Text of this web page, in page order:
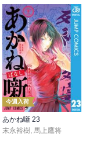
,宮島礼吏,新川直司
今週入荷
あかね噺 23
末永裕樹, 馬上鷹将